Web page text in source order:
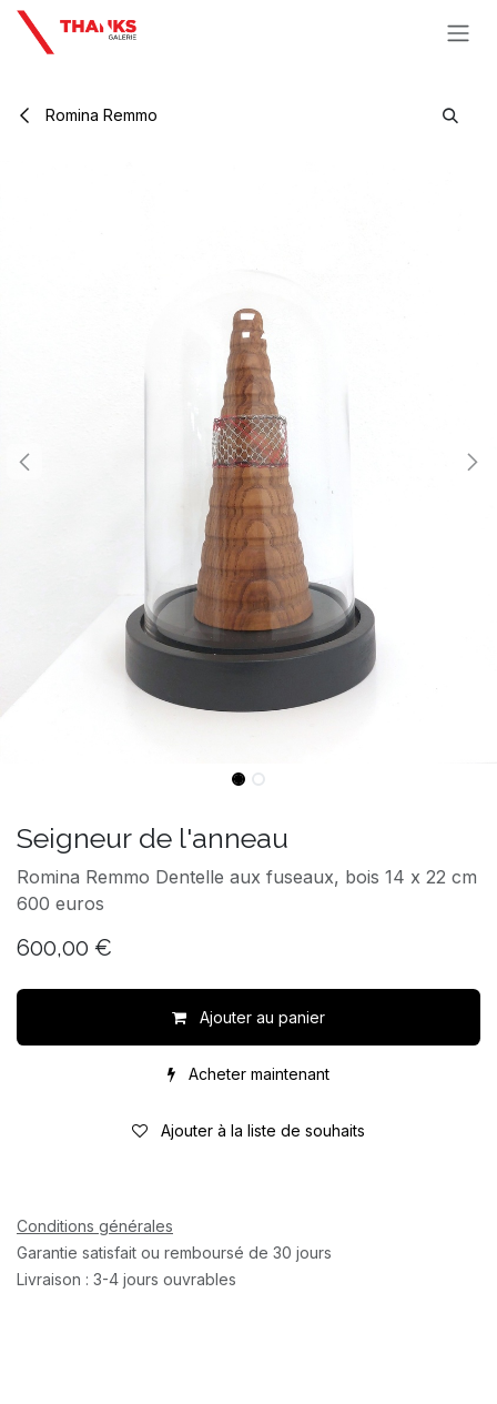
Se rendre au contenu
Romina Remmo
Seigneur de l'anneau
Romina Remmo Dentelle aux fuseaux, bois 14 x 22 cm
600 euros
600,00 €
Ajouter au panier
Acheter maintenant
Ajouter à la liste de souhaits
Conditions générales
Garantie satisfait ou remboursé de 30 jours
Livraison : 3-4 jours ouvrables